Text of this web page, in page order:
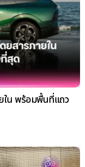
ใน พร้อมพื้นที่แถว